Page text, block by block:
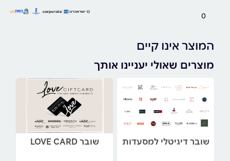
0
המוצר אינו קיים
מוצרים שאולי יעניינו אותך
שובר דיגיטלי למסעדות שובר LOVE CARD